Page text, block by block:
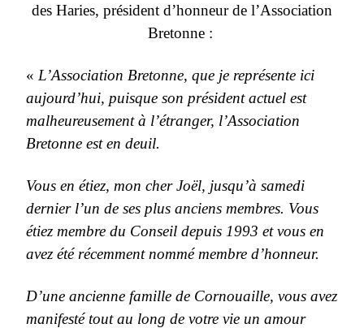
des Haries, président d’honneur de l’Association
Bretonne :
« L’Association Bretonne, que je représente ici
aujourd’hui, puisque son président actuel est
malheureusement à l’étranger, l’Association
Bretonne est en deuil.
Vous en étiez, mon cher Joël, jusqu’à samedi
dernier l’un de ses plus anciens membres. Vous
étiez membre du Conseil depuis 1993 et vous en
avez été récemment nommé membre d’honneur.
D’une ancienne famille de Cornouaille, vous avez
manifesté tout au long de votre vie un amour